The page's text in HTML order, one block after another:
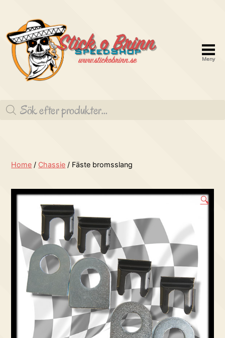
brinn
Meny
Produktsökning
Home / Chassie / Fäste bromsslang
🔍